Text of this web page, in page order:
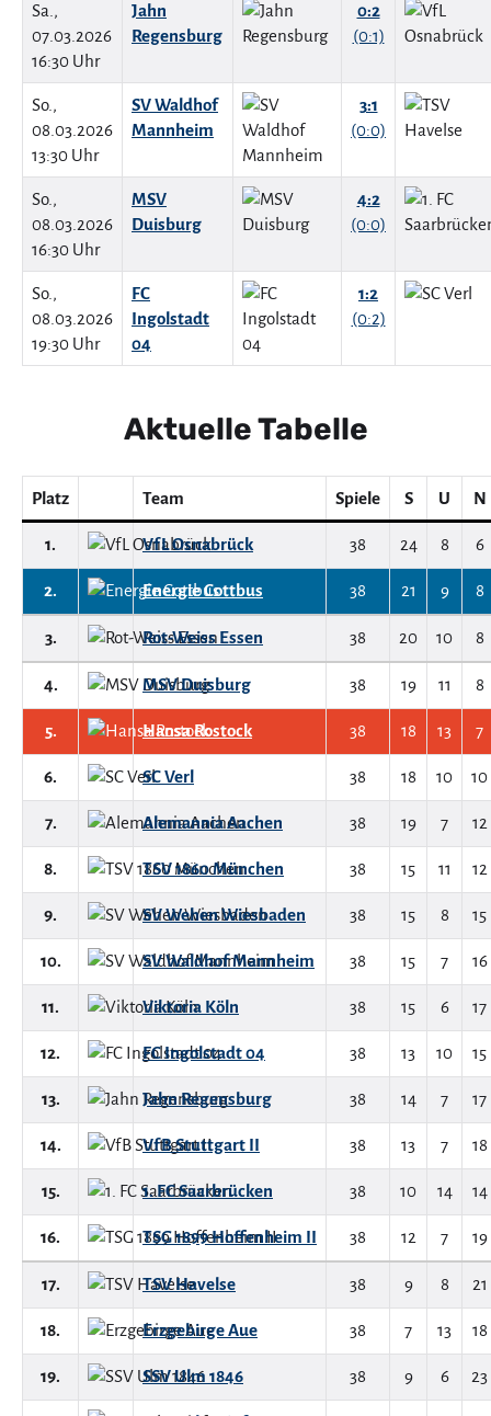
Sa.,
07.03.2026
16:30 Uhr
Jahn
Regensburg
0:2
(0:1)
So.,
08.03.2026
13:30 Uhr
SV Waldhof
Mannheim
3:1
(0:0)
So.,
08.03.2026
16:30 Uhr
MSV
Duisburg
4:2
(0:0)
So.,
08.03.2026
19:30 Uhr
FC
Ingolstadt
04
1:2
(0:2)
Aktuelle Tabelle
Platz Team Spiele S U N
1. VfL Osnabrück 38 24 8 6
2. Energie Cottbus 38 21 9 8
3. Rot-Weiss Essen 38 20 10 8
4. MSV Duisburg 38 19 11 8
5. Hansa Rostock 38 18 13 7
6. SC Verl 38 18 10 10
7. Alemannia Aachen 38 19 7 12
8. TSV 1860 München 38 15 11 12
9. SV Wehen Wiesbaden 38 15 8 15
10. SV Waldhof Mannheim 38 15 7 16
11. Viktoria Köln 38 15 6 17
12. FC Ingolstadt 04 38 13 10 15
13. Jahn Regensburg 38 14 7 17
14. VfB Stuttgart II 38 13 7 18
15. 1. FC Saarbrücken 38 10 14 14
16. TSG 1899 Hoffenheim II 38 12 7 19
17. TSV Havelse 38 9 8 21
18. Erzgebirge Aue 38 7 13 18
19. SSV Ulm 1846 38 9 6 23